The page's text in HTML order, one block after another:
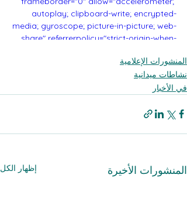
autoplay; clipboard-write; encrypted-
media; gyroscope; picture-in-picture; web-
share" referrerpolicy="strict-origin-when-
المنشورات الإعلامية
نشاطات ميدانية
في الأخبار
المنشورات الأخيرة إظهار الكل